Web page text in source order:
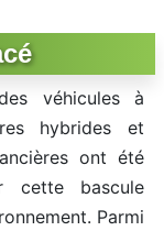
véhicules à
hybrides et
ont été
cette bascule
Parmi